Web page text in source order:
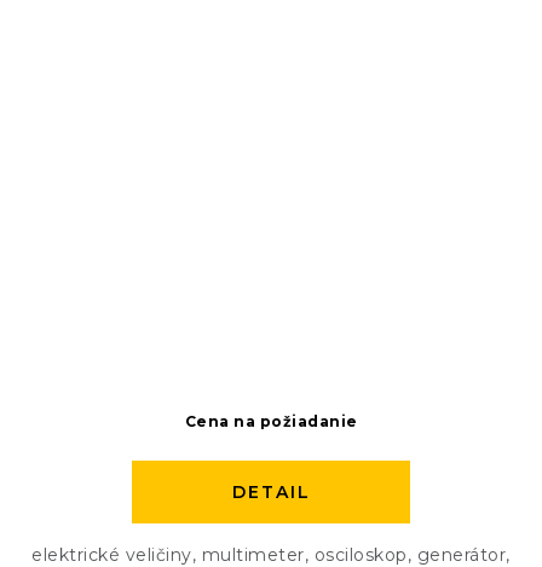
Cena na požiadanie
DETAIL
elektrické veličiny, multimeter, osciloskop, generátor,